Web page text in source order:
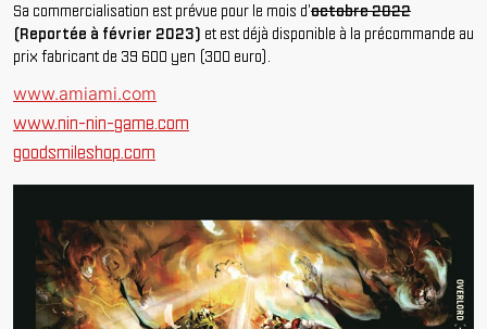
Sa commercialisation est prévue pour le mois d'octobre 2022
(Reportée à février 2023) et est déjà disponible à la précommande au
prix fabricant de 39 600 yen (300 euro).
www.amiami.com
www.nin-nin-game.com
goodsmileshop.com